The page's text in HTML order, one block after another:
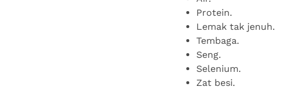
Protein.
Lemak tak jenuh.
Tembaga.
Seng.
Selenium.
Zat besi.